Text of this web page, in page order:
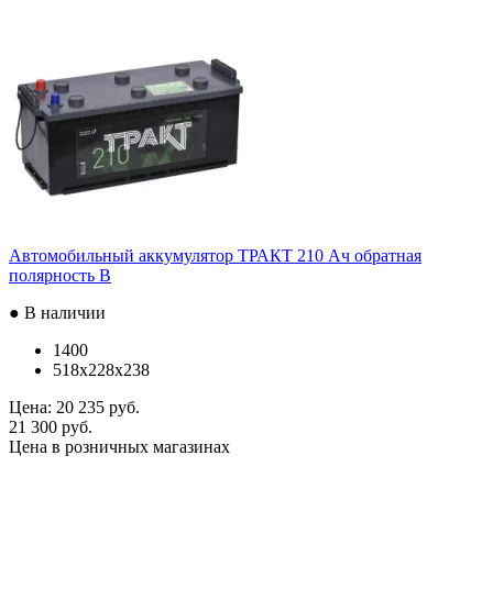
Автомобильный аккумулятор ТРАКТ 210 Ач обратная
полярность B
● В наличии
1400
518x228x238
Цена: 20 235 руб.
21 300 руб.
Цена в розничных магазинах